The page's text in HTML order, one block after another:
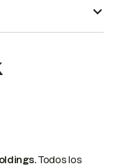
Todos los